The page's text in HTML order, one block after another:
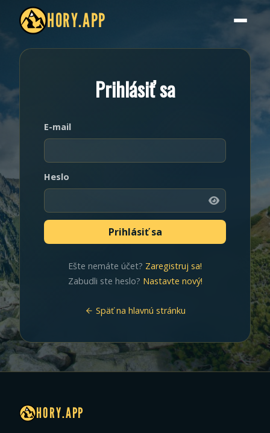
HORY.APP
Prihlásiť sa
E-mail
Heslo
Ešte nemáte účet? Zaregistruj sa!
Zabudli ste heslo? Nastavte nový!
Späť na hlavnú stránku
HORY.APP